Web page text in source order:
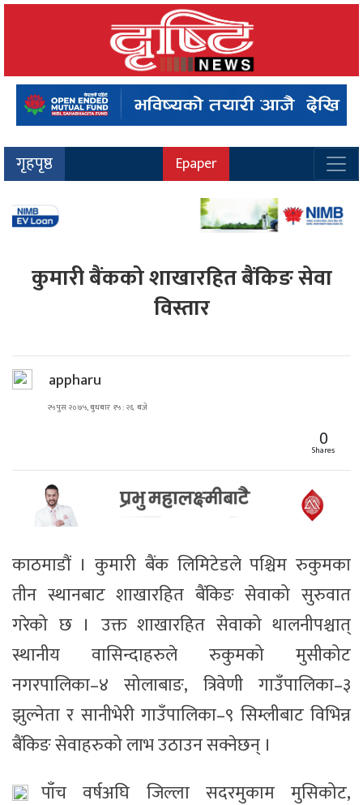
गृहपृष्ठ Epaper
कुमारी बैंकको शाखारहित बैंकिङ सेवा
विस्तार
appharu
२५ पुस २०७५, बुधबार १५ : २६ बजे
0
Shares
काठमाडौं । कुमारी बैंक लिमिटेडले पश्चिम रुकुमका
तीन स्थानबाट शाखारहित बैंकिङ सेवाको सुरुवात
गरेको छ । उक्त शाखारहित सेवाको थालनीपश्चात्
स्थानीय वासिन्दाहरुले रुकुमको मुसीकोट
नगरपालिका–४ सोलाबाङ, त्रिवेणी गाउँपालिका–३
झुल्नेता र सानीभेरी गाउँपालिका–९ सिम्लीबाट विभिन्न
बैंकिङ सेवाहरुको लाभ उठाउन सक्नेछन् ।
पाँच वर्षअघि जिल्ला सदरमुकाम मुसिकोट,